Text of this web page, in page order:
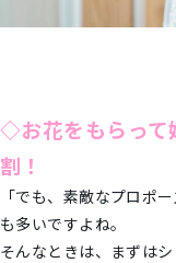
◇お花をもらって
割！
「でも、素敵なプロポ
も多いですよね。
そんなときは、まずは